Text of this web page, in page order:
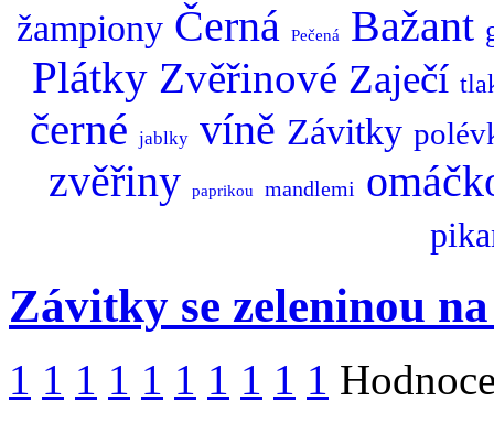
žampiony Černá Pečená Bažant
Plátky Zvěřinové Zaječí
černé jablky víně Závitky
zvěřiny paprikou mandlemi
Závitky se zeleninou
1 1 1 1 1 1 1 1 1 1